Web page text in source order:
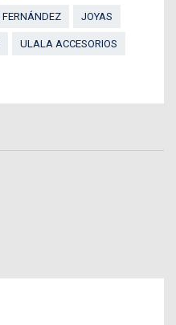
JOYAS
ULALA ACCESORIOS